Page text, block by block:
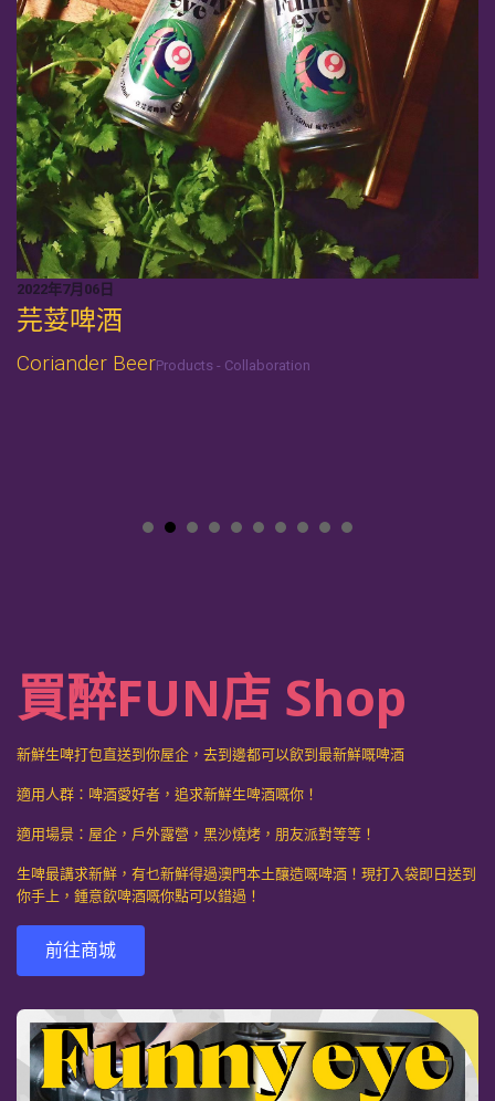
2022年7月06日
芫荽啤酒
Coriander BeerProducts - Collaboration
買醉FUN店 Shop
新鮮生啤打包直送到你屋企，去到邊都可以飲到最新鮮嘅啤酒
適用人群：啤酒愛好者，追求新鮮生啤酒嘅你！
適用場景：屋企，戶外露營，黑沙燒烤，朋友派對等等！
生啤最講求新鮮，有乜新鮮得過澳門本土釀造嘅啤酒！現打入袋即日送到
你手上，鍾意飲啤酒嘅你點可以錯過！
前往商城